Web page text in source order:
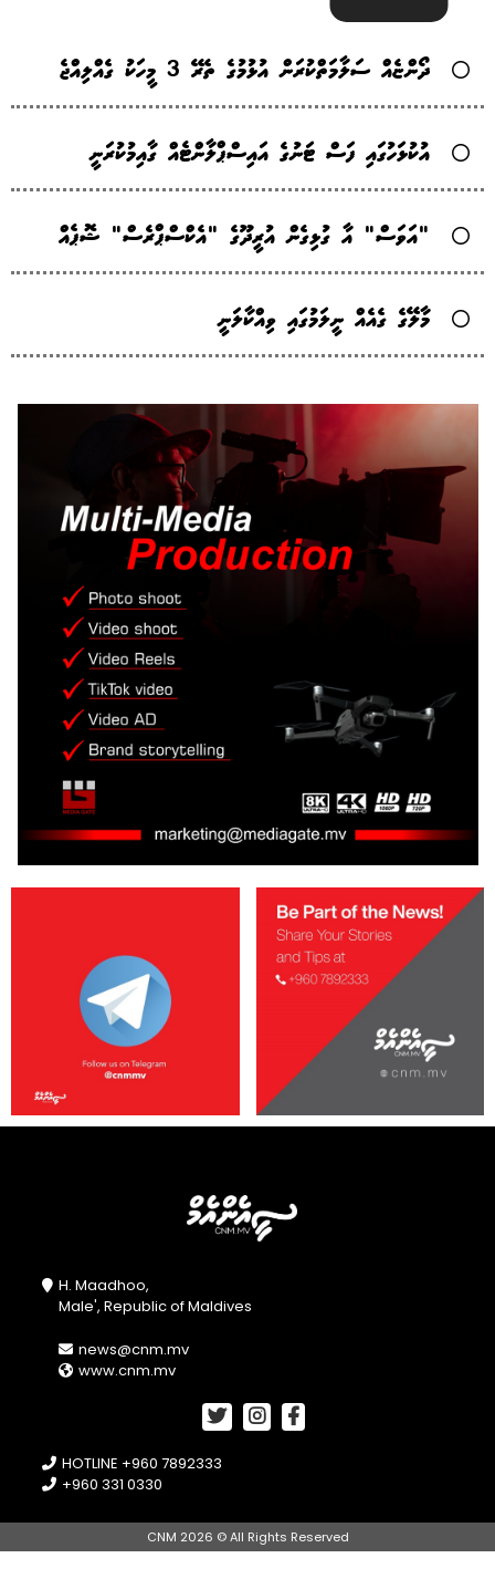
ދޯންޏެއް ސަލާމަތްކުރަން އުޅުމުގެ ތެރޭ 3 މީހަކު ގެއްލިއްޖެ
އުކުޅަހުގައި ފަސް ޓަނުގެ އައިސްޕްލާންޓެއް ގާއިމުކުރަނީ
"އަވަސް" އާ ގުޅިގެން އުރީދޫގެ "އެކްސްޕްރެސް" ޝޮޕެއް
މާލޭގެ ގެއެއް ނީލަމުގައި ވިއްކާލަނީ
H. Maadhoo,
Male', Republic of Maldives
news@cnm.mv
www.cnm.mv
HOTLINE +960 7892333
+960 331 0330
CNM 2026 © All Rights Reserved